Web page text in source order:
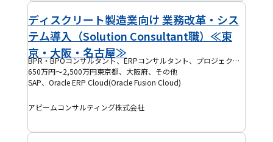
ディスクリート製造業向け 業務改革・シス
テム導入（Solution Consultant職）≪東
京・大阪・名古屋≫
BPR・BPOコンサルタント、ERPコンサルタント、プロジェクトリーダー(PL)
650万円～2,500万円東京都、大阪府、その他
SAP、Oracle ERP Cloud(Oracle Fusion Cloud)
アビームコンサルティング株式会社